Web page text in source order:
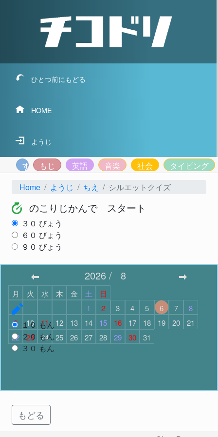
ひとつ前にもどる
HOME
ようじ
2026 / 8
月 火 水 木 金 土
日
1
2 3 4 5 6 7
8
9
10 11 12 13 14 15 16 17 18 19 20
21
22
23 24 25 26 27 28 29 30 31
すうじもじ 英語 音楽 社会
タイピング
Home
ようじ ちえ シルエットクイズ
のこりじかんで スタート
３０ びょう
６０ びょう
９０ びょう
スタート
で スタート
１０ もん
２０ もん
３０ もん
もどる